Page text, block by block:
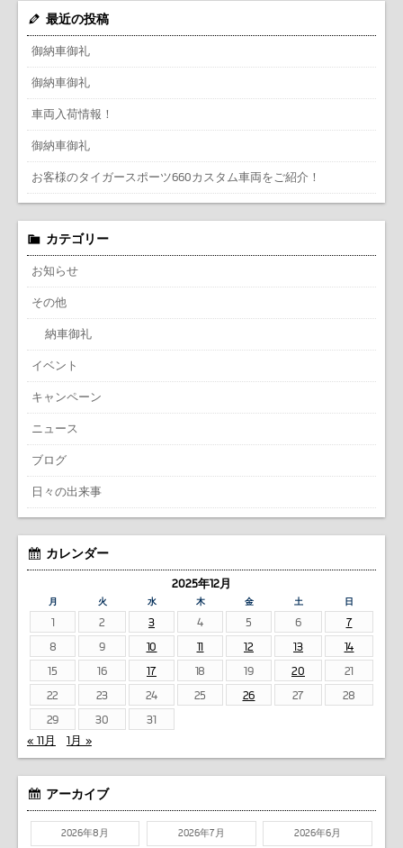
最近の投稿
御納車御礼
御納車御礼
車両入荷情報！
御納車御礼
お客様のタイガースポーツ660カスタム車両をご紹介！
カテゴリー
お知らせ
その他
納車御礼
イベント
キャンペーン
ニュース
ブログ
日々の出来事
カレンダー
2025年12月
月 火 水 木 金 土 日
1 2 3 4 5 6
7
8
9 10 11 12 13
14
15
16 17 18 19 20
21
22
23 24 25 26 27
28
29
30
31
« 11月
1月 »
アーカイブ
2026年8月 2026年7月 2026年6月